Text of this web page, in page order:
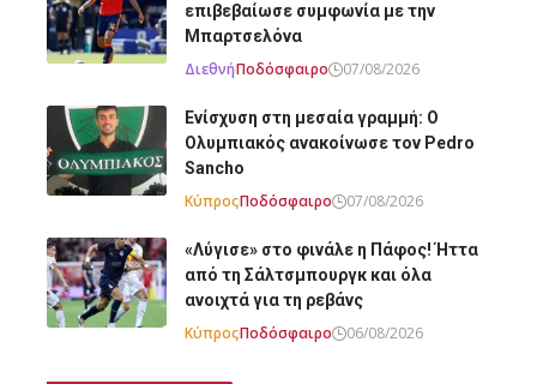
επιβεβαίωσε συμφωνία με την
Μπαρτσελόνα
ΔιεθνήΠοδόσφαιρο 07/08/2026
Ενίσχυση στη μεσαία γραμμή: Ο
Ολυμπιακός ανακοίνωσε τον Pedro
Sancho
ΚύπροςΠοδόσφαιρο 07/08/2026
«Λύγισε» στο φινάλε η Πάφος! Ήττα
από τη Σάλτσμπουργκ και όλα
ανοιχτά για τη ρεβάνς
ΚύπροςΠοδόσφαιρο 06/08/2026